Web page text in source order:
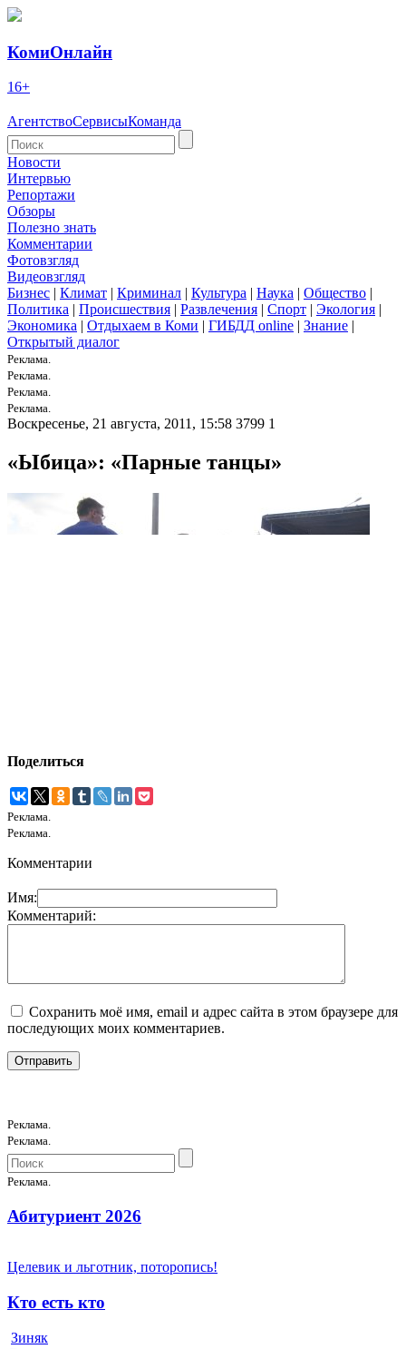
КомиОнлайн
16+
АгентствоСервисыКоманда
Новости
Интервью
Репортажи
Обзоры
Полезно знать
Комментарии
Фотовзгляд
Видеовзгляд
Бизнес | Климат | Криминал | Культура | Наука | Общество |
Политика | Происшествия | Развлечения | Спорт | Экология |
Экономика | Отдыхаем в Коми | ГИБДД online | Знание |
Открытый диалог
Реклама.
Реклама.
Реклама.
Реклама.
Воскресенье, 21 августа, 2011, 15:58 3799 1
«Ыбица»: «Парные танцы»
Поделиться
Реклама.
Реклама.
Комментарии
Имя:
Комментарий:
Сохранить моё имя, email и адрес сайта в этом браузере для
последующих моих комментариев.
Реклама.
Реклама.
Реклама.
Абитуриент 2026
Целевик и льготник, поторопись!
Кто есть кто
Зиняк